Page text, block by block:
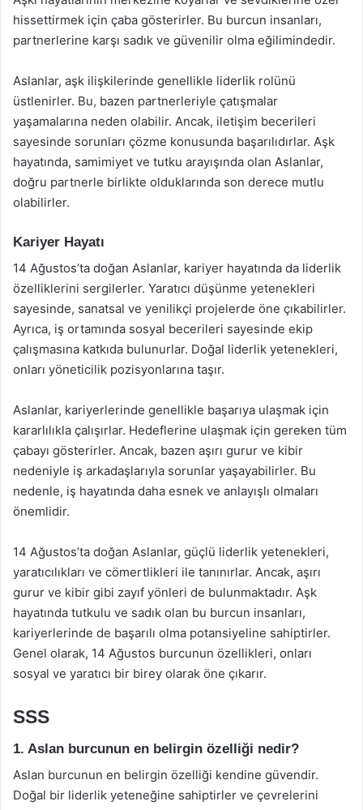
hissettirmek için çaba gösterirler. Bu burcun insanları,
partnerlerine karşı sadık ve güvenilir olma eğilimindedir.
Aslanlar, aşk ilişkilerinde genellikle liderlik rolünü
üstlenirler. Bu, bazen partnerleriyle çatışmalar
yaşamalarına neden olabilir. Ancak, iletişim becerileri
sayesinde sorunları çözme konusunda başarılıdırlar. Aşk
hayatında, samimiyet ve tutku arayışında olan Aslanlar,
doğru partnerle birlikte olduklarında son derece mutlu
olabilirler.
Kariyer Hayatı
14 Ağustos’ta doğan Aslanlar, kariyer hayatında da liderlik
özelliklerini sergilerler. Yaratıcı düşünme yetenekleri
sayesinde, sanatsal ve yenilikçi projelerde öne çıkabilirler.
Ayrıca, iş ortamında sosyal becerileri sayesinde ekip
çalışmasına katkıda bulunurlar. Doğal liderlik yetenekleri,
onları yöneticilik pozisyonlarına taşır.
Aslanlar, kariyerlerinde genellikle başarıya ulaşmak için
kararlılıkla çalışırlar. Hedeflerine ulaşmak için gereken tüm
çabayı gösterirler. Ancak, bazen aşırı gurur ve kibir
nedeniyle iş arkadaşlarıyla sorunlar yaşayabilirler. Bu
nedenle, iş hayatında daha esnek ve anlayışlı olmaları
önemlidir.
14 Ağustos’ta doğan Aslanlar, güçlü liderlik yetenekleri,
yaratıcılıkları ve cömertlikleri ile tanınırlar. Ancak, aşırı
gurur ve kibir gibi zayıf yönleri de bulunmaktadır. Aşk
hayatında tutkulu ve sadık olan bu burcun insanları,
kariyerlerinde de başarılı olma potansiyeline sahiptirler.
Genel olarak, 14 Ağustos burcunun özellikleri, onları
sosyal ve yaratıcı bir birey olarak öne çıkarır.
SSS
1. Aslan burcunun en belirgin özelliği nedir?
Aslan burcunun en belirgin özelliği kendine güvendir.
Doğal bir liderlik yeteneğine sahiptirler ve çevrelerini